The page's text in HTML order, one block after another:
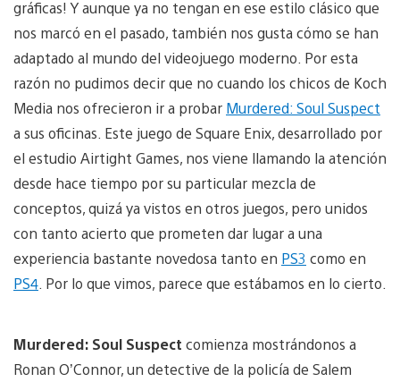
gráficas! Y aunque ya no tengan en ese estilo clásico que
nos marcó en el pasado, también nos gusta cómo se han
adaptado al mundo del videojuego moderno. Por esta
razón no pudimos decir que no cuando los chicos de Koch
Media nos ofrecieron ir a probar Murdered: Soul Suspect
a sus oficinas. Este juego de Square Enix, desarrollado por
el estudio Airtight Games, nos viene llamando la atención
desde hace tiempo por su particular mezcla de
conceptos, quizá ya vistos en otros juegos, pero unidos
con tanto acierto que prometen dar lugar a una
experiencia bastante novedosa tanto en PS3 como en
PS4 . Por lo que vimos, parece que estábamos en lo cierto.
Murdered: Soul Suspect comienza mostrándonos a
Ronan O’Connor, un detective de la policía de Salem